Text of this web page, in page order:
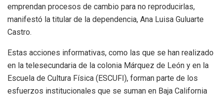
emprendan procesos de cambio para no reproducirlas,
manifestó la titular de la dependencia, Ana Luisa Guluarte
Castro.
Estas acciones informativas, como las que se han realizado
en la telesecundaria de la colonia Márquez de León y en la
Escuela de Cultura Física (ESCUFI), forman parte de los
esfuerzos institucionales que se suman en Baja California